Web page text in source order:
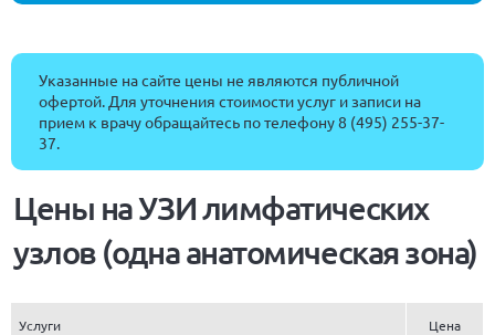
Указанные на сайте цены не являются публичной
офертой. Для уточнения стоимости услуг и записи на
прием к врачу обращайтесь по телефону8 (495) 255-37-
37.
Цены на УЗИ лимфатических
узлов (одна анатомическая зона)
Услуги Цена